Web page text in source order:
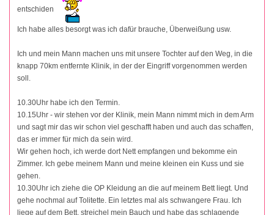
entschiden
Ich habe alles besorgt was ich dafür brauche, Überweißung usw.
Ich und mein Mann machen uns mit unsere Tochter auf den Weg, in die
knapp 70km entfernte Klinik, in der der Eingriff vorgenommen werden
soll.
10.30Uhr habe ich den Termin.
10.15Uhr - wir stehen vor der Klinik, mein Mann nimmt mich in dem Arm
und sagt mir das wir schon viel geschafft haben und auch das schaffen,
das er immer für mich da sein wird.
Wir gehen hoch, ich werde dort Nett empfangen und bekomme ein
Zimmer. Ich gebe meinem Mann und meine kleinen ein Kuss und sie
gehen.
10.30Uhr ich ziehe die OP Kleidung an die auf meinem Bett liegt. Und
gehe nochmal auf Tolitette. Ein letztes mal als schwangere Frau. Ich
liege auf dem Bett, streichel mein Bauch und habe das schlagende